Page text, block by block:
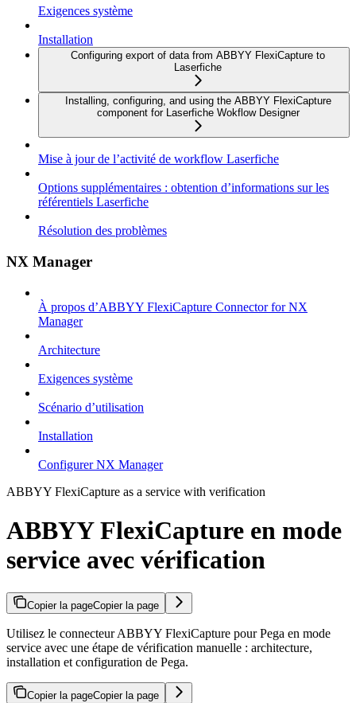
Exigences système
Installation
Configuring export of data from ABBYY FlexiCapture to
Laserfiche
Installing, configuring, and using the ABBYY FlexiCapture
component for Laserfiche Wokflow Designer
Mise à jour de l’activité de workflow Laserfiche
Options supplémentaires : obtention d’informations sur les
référentiels Laserfiche
Résolution des problèmes
NX Manager
À propos d’ABBYY FlexiCapture Connector for NX
Manager
Architecture
Exigences système
Scénario d’utilisation
Installation
Configurer NX Manager
ABBYY FlexiCapture as a service with verification
ABBYY FlexiCapture en mode
service avec vérification
Copier la pageCopier la page
Utilisez le connecteur ABBYY FlexiCapture pour Pega en mode
service avec une étape de vérification manuelle : architecture,
installation et configuration de Pega.
Copier la pageCopier la page